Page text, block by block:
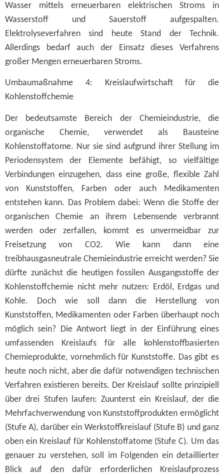
Wasser mittels erneuerbaren elektrischen Stroms in
Wasserstoff und Sauerstoff aufgespalten.
Elektrolyseverfahren sind heute Stand der Technik.
Allerdings bedarf auch der Einsatz dieses Verfahrens
großer Mengen erneuerbaren Stroms.
Umbaumaßnahme 4: Kreislaufwirtschaft für die
Kohlenstoffchemie
Der bedeutsamste Bereich der Chemieindustrie, die
organische Chemie, verwendet als Bausteine
Kohlenstoffatome. Nur sie sind aufgrund ihrer Stellung im
Periodensystem der Elemente befähigt, so vielfältige
Verbindungen einzugehen, dass eine große, flexible Zahl
von Kunststoffen, Farben oder auch Medikamenten
entstehen kann. Das Problem dabei: Wenn die Stoffe der
organischen Chemie an ihrem Lebensende verbrannt
werden oder zerfallen, kommt es unvermeidbar zur
Freisetzung von CO2. Wie kann dann eine
treibhausgasneutrale Chemieindustrie erreicht werden? Sie
dürfte zunächst die heutigen fossilen Ausgangsstoffe der
Kohlenstoffchemie nicht mehr nutzen: Erdöl, Erdgas und
Kohle. Doch wie soll dann die Herstellung von
Kunststoffen, Medikamenten oder Farben überhaupt noch
möglich sein? Die Antwort liegt in der Einführung eines
umfassenden Kreislaufs für alle kohlenstoffbasierten
Chemieprodukte, vornehmlich für Kunststoffe. Das gibt es
heute noch nicht, aber die dafür notwendigen technischen
Verfahren existieren bereits. Der Kreislauf sollte prinzipiell
über drei Stufen laufen: Zuunterst ein Kreislauf, der die
Mehrfachverwendung von Kunststoffprodukten ermöglicht
(Stufe A), darüber ein Werkstoffkreislauf (Stufe B) und ganz
oben ein Kreislauf für Kohlenstoffatome (Stufe C). Um das
genauer zu verstehen, soll im Folgenden ein detaillierter
Blick auf den dafür erforderlichen Kreislaufprozess